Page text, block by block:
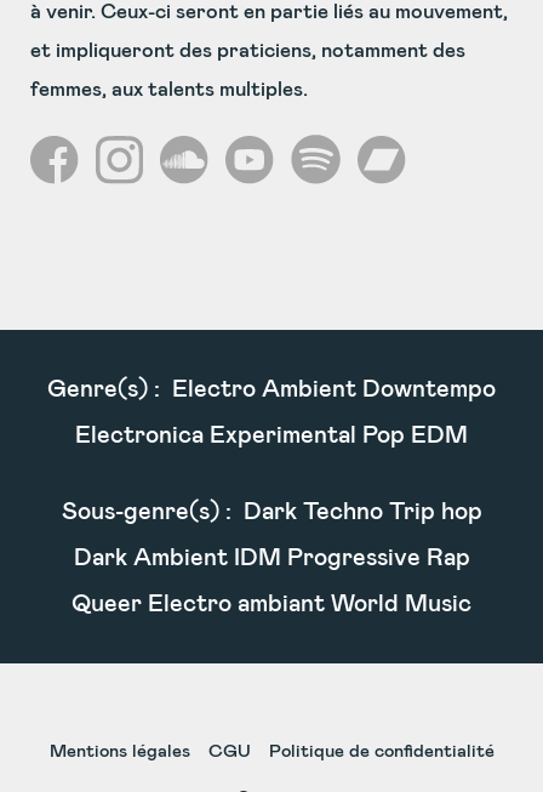
à venir. Ceux-ci seront en partie liés au mouvement,
et impliqueront des praticiens, notamment des
femmes, aux talents multiples.
Genre(s) :
Electro Ambient Downtempo
Electronica Experimental Pop EDM
Sous-genre(s) :
Dark Techno Trip hop
Dark Ambient IDM Progressive Rap
Queer Electro ambiant World Music
Mentions légales CGU Politique de confidentialité